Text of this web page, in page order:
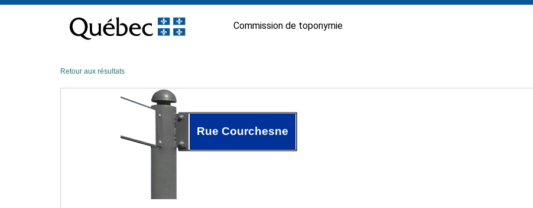
contenu
Commission de toponymie
Retour aux résultats
Rue Courchesne